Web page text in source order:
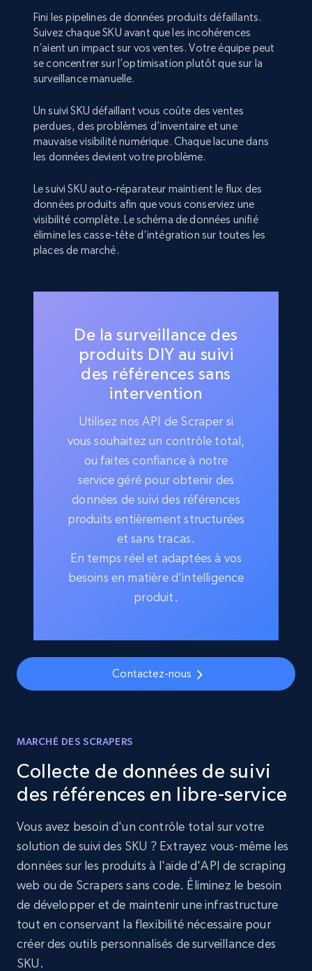
Fini les pipelines de données produits défaillants.
Suivez chaque SKU avant que les incohérences
n’aient un impact sur vos ventes. Votre équipe peut
se concentrer sur l’optimisation plutôt que sur la
surveillance manuelle.
Un suivi SKU défaillant vous coûte des ventes
perdues, des problèmes d’inventaire et une
mauvaise visibilité numérique. Chaque lacune dans
les données devient votre problème.
Le suivi SKU auto-réparateur maintient le flux des
données produits afin que vous conserviez une
visibilité complète. Le schéma de données unifié
élimine les casse-tête d’intégration sur toutes les
places de marché.
De la surveillance des
produits DIY au suivi
des références sans
intervention
Utilisez nos API de Scraper si
vous souhaitez un contrôle total,
ou faites confiance à notre
service géré pour obtenir des
données de suivi des références
produits entièrement structurées
et sans tracas.
En temps réel et adaptées à vos
besoins en matière d’intelligence
produit.
Contactez-nous
MARCHÉ DES SCRAPERS
Collecte de données de suivi
des références en libre-service
Vous avez besoin d'un contrôle total sur votre
solution de suivi des SKU ? Extrayez vous-même les
données sur les produits à l'aide d'API de scraping
web ou de Scrapers sans code. Éliminez le besoin
de développer et de maintenir une infrastructure
tout en conservant la flexibilité nécessaire pour
créer des outils personnalisés de surveillance des
SKU.